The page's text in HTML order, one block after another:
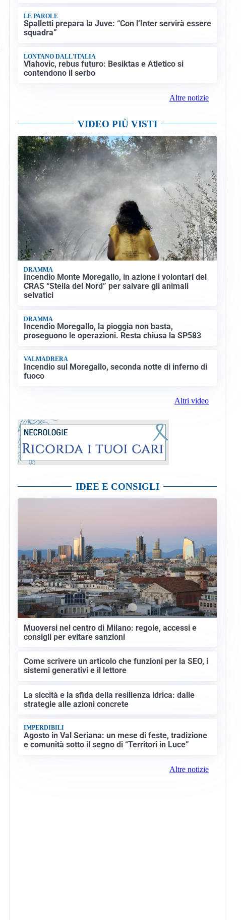
LE PAROLE
Spalletti prepara la Juve: “Con l’Inter servirà essere
squadra”
LONTANO DALL'ITALIA
Vlahovic, rebus futuro: Besiktas e Atletico si
contendono il serbo
Altre notizie
VIDEO PIÙ VISTI
DRAMMA
Incendio Monte Moregallo, in azione i volontari del
CRAS “Stella del Nord” per salvare gli animali
selvatici
DRAMMA
Incendio Moregallo, la pioggia non basta,
proseguono le operazioni. Resta chiusa la SP583
VALMADRERA
Incendio sul Moregallo, seconda notte di inferno di
fuoco
Altri video
IDEE E CONSIGLI
Muoversi nel centro di Milano: regole, accessi e
consigli per evitare sanzioni
Come scrivere un articolo che funzioni per la SEO, i
sistemi generativi e il lettore
La siccità e la sfida della resilienza idrica: dalle
strategie alle azioni concrete
IMPERDIBILI
Agosto in Val Seriana: un mese di feste, tradizione
e comunità sotto il segno di “Territori in Luce”
Altre notizie